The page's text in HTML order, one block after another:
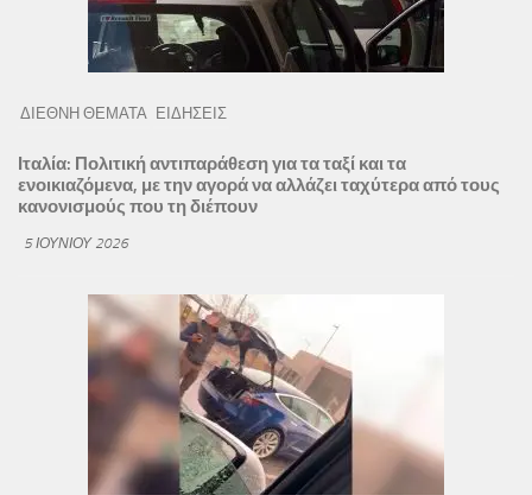
ΔΙΕΘΝΗ ΘΕΜΑΤΑ ΕΙΔΗΣΕΙΣ
Ιταλία: Πολιτική αντιπαράθεση για τα ταξί και τα
ενοικιαζόμενα, με την αγορά να αλλάζει ταχύτερα από τους
κανονισμούς που τη διέπουν
5 ΙΟΥΝΊΟΥ 2026